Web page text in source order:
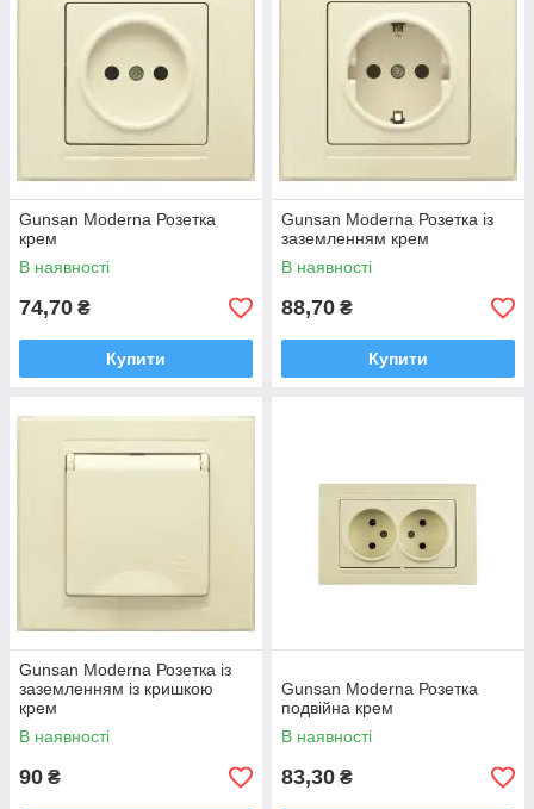
Gunsan Moderna Розетка
крем
В наявності
74,70 ₴
Купити
Gunsan Moderna Розетка із
заземленням крем
В наявності
88,70 ₴
Купити
Gunsan Moderna Розетка із
заземленням із кришкою
крем
В наявності
90 ₴
Gunsan Moderna Розетка
подвійна крем
В наявності
83,30 ₴